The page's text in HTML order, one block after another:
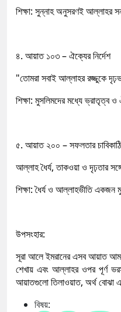
শিক্ষা: সুন্নাহ অনুসরণই আল্লাহর
৪. আয়াত ১০৩ – ঐক্যের নির্দেশ
"তোমরা সবাই আল্লাহর রজ্জুকে
শিক্ষা: মুসলিমদের মধ্যে ভ্রাতৃত্ব
৫. আয়াত ২০০ – সফলতার চাবিকাঠি
আল্লাহ ধৈর্য, তাকওয়া ও দৃঢ়তার
শিক্ষা: ধৈর্য ও আল্লাহভীতি একজন
উপসংহার:
সূরা আলে ইমরানের এসব আয়াত
শেখায় এবং আল্লাহর ওপর পূর্ণ
আয়াতগুলো তিলাওয়াত, অর্থ বোঝা
বিষয়: